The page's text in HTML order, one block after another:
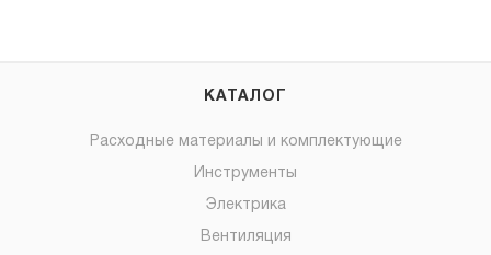
КАТАЛОГ
Расходные материалы и комплектующие
Инструменты
Электрика
Вентиляция